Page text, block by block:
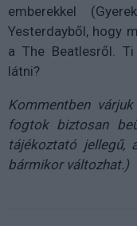
emberekkel
Yesterdayből, hogy
a The Beatlesről.
látni?
Kommentben
fogtok biztosan
tájékoztató jellegű,
bármikor változhat.)